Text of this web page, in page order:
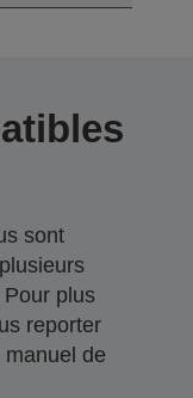
sont
plus
reporter
de